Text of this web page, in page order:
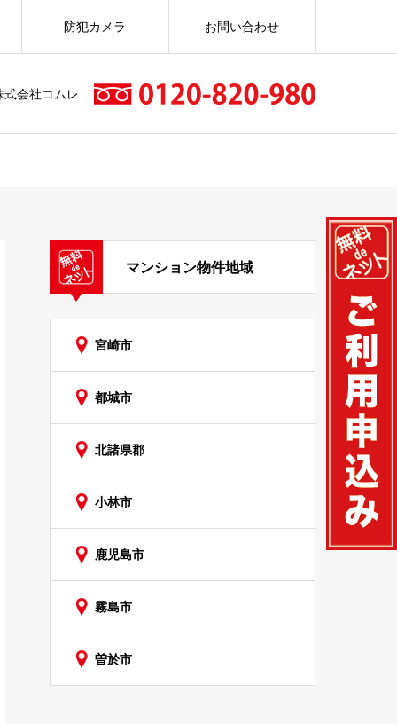
会社コムレ
防犯カメラ お問い合わせ
マンション物件地域
宮崎市
都城市
北諸県郡
小林市
鹿児島市
霧島市
曽於市